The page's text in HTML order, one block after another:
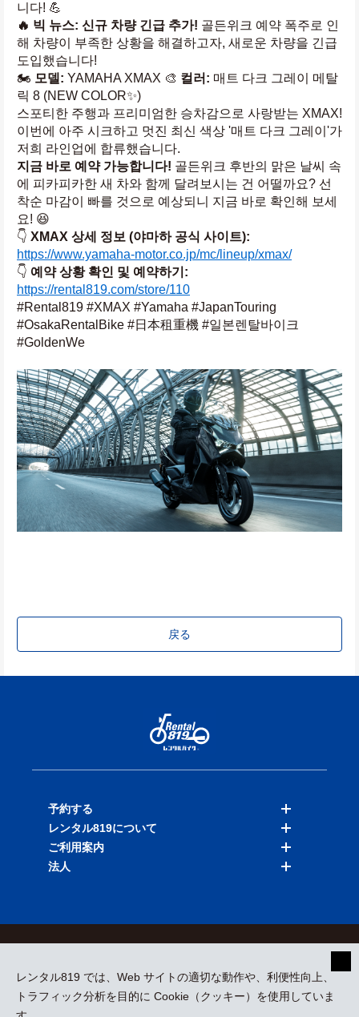
니다! 💪
🔥 빅 뉴스: 신규 차량 긴급 추가! 골든위크 예약 폭주로 인
해 차량이 부족한 상황을 해결하고자, 새로운 차량을 긴급
도입했습니다!
🏍️ 모델: YAMAHA XMAX 🎨 컬러: 매트 다크 그레이 메탈
릭 8 (NEW COLOR✨)
스포티한 주행과 프리미엄한 승차감으로 사랑받는 XMAX!
이번에 아주 시크하고 멋진 최신 색상 '매트 다크 그레이'가
저희 라인업에 합류했습니다.
지금 바로 예약 가능합니다! 골든위크 후반의 맑은 날씨 속
에 피카피카한 새 차와 함께 달려보시는 건 어떨까요? 선
착순 마감이 빠를 것으로 예상되니 지금 바로 확인해 보세
요! 😆
👇 XMAX 상세 정보 (야마하 공식 사이트):
https://www.yamaha-motor.co.jp/mc/lineup/xmax/
👇 예약 상황 확인 및 예약하기:
https://rental819.com/store/110
#Rental819 #XMAX #Yamaha #JapanTouring
#OsakaRentalBike #日本租重機 #일본렌탈바이크
#GoldenWe
戻る
レンタル819 では、Web サイトの適切な動作や、利便性向上、
トラフィック分析を目的に Cookie（クッキー）を使用していま
予約する
バイクを探す
店舗を探す
レンタル819について
料金表
ご利用案内
法人
採用情報
プレスリリース